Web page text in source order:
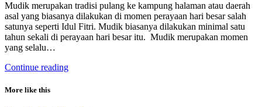
Mudik merupakan tradisi pulang ke kampung halaman atau daerah
asal yang biasanya dilakukan di momen perayaan hari besar salah
satunya seperti Idul Fitri. Mudik biasanya dilakukan minimal satu
tahun sekali di perayaan hari besar itu. Mudik merupakan momen
yang selalu…
Continue reading
More like this